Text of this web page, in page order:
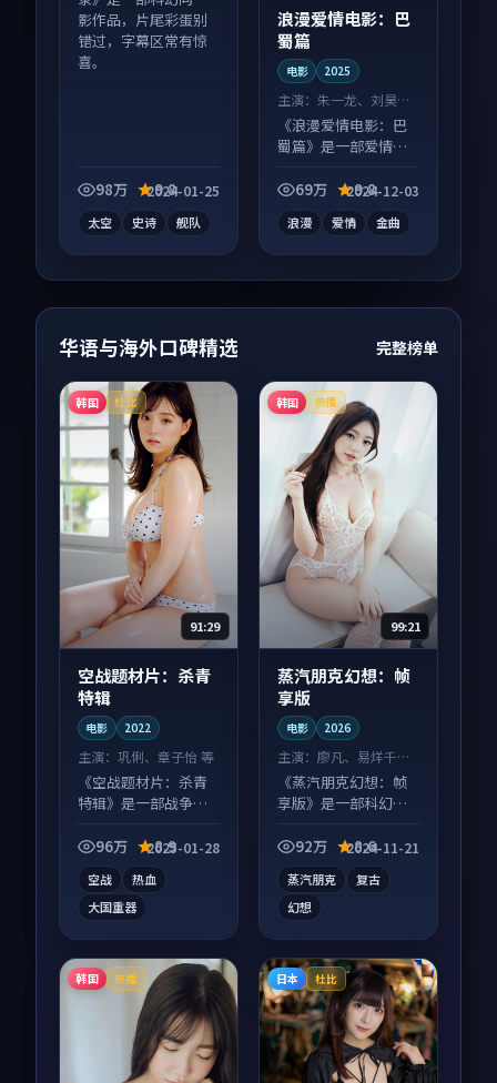
影作品，片尾彩蛋别
错过，字幕区常有惊
喜。
98万 9.8
2024-01-25
太空 史诗 舰队
浪漫爱情电影：巴
蜀篇
电影 2025
主演：朱一龙、刘昊然
等
《浪漫爱情电影：巴
蜀篇》是一部爱情向
别错过，字幕区常有
69万 9.8
2024-12-03
浪漫 爱情 金曲
华语与海外口碑精选 完整榜单
韩国 杜比
91:29
空战题材片：杀青
特辑
电影 2022
主演： 巩俐、章子怡 等
《空战题材片：杀青
特辑》是一部战争向
并行，细节值得二刷
96万 8.9
2025-01-28
空战
热血
大国重器
韩国 热播
99:21
蒸汽朋克幻想：帧
享版
电影 2026
主演：廖凡、易烊千玺
等
《蒸汽朋克幻想：帧
享版》是一部科幻向
发酵，适合周末一口
92万 8.6
2024-11-21
蒸汽朋克
复古
幻想
韩国 热播 日本 杜比